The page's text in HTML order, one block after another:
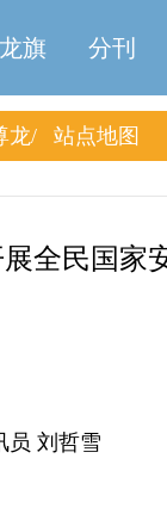
旗 分刊
龙
站点地图
全民国家
员 刘哲雪